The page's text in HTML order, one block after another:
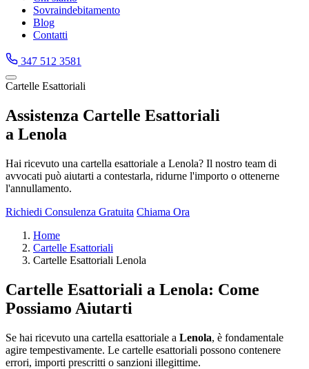
Sovraindebitamento
Blog
Contatti
347 512 3581
Cartelle Esattoriali
Assistenza Cartelle Esattoriali
a Lenola
Hai ricevuto una cartella esattoriale a Lenola? Il nostro team di
avvocati può aiutarti a contestarla, ridurne l'importo o ottenerne
l'annullamento.
Richiedi Consulenza Gratuita Chiama Ora
Home
Cartelle Esattoriali
Cartelle Esattoriali Lenola
Cartelle Esattoriali a Lenola: Come
Possiamo Aiutarti
Se hai ricevuto una cartella esattoriale a Lenola, è fondamentale
agire tempestivamente. Le cartelle esattoriali possono contenere
errori, importi prescritti o sanzioni illegittime.